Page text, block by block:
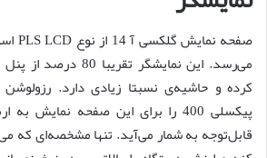
می‌رسد. این نمایشگر
پیکسلی 400 را برای این صفحه
قابل‌توجه به شمار می‌آید. تنها مشخصه‌ای که